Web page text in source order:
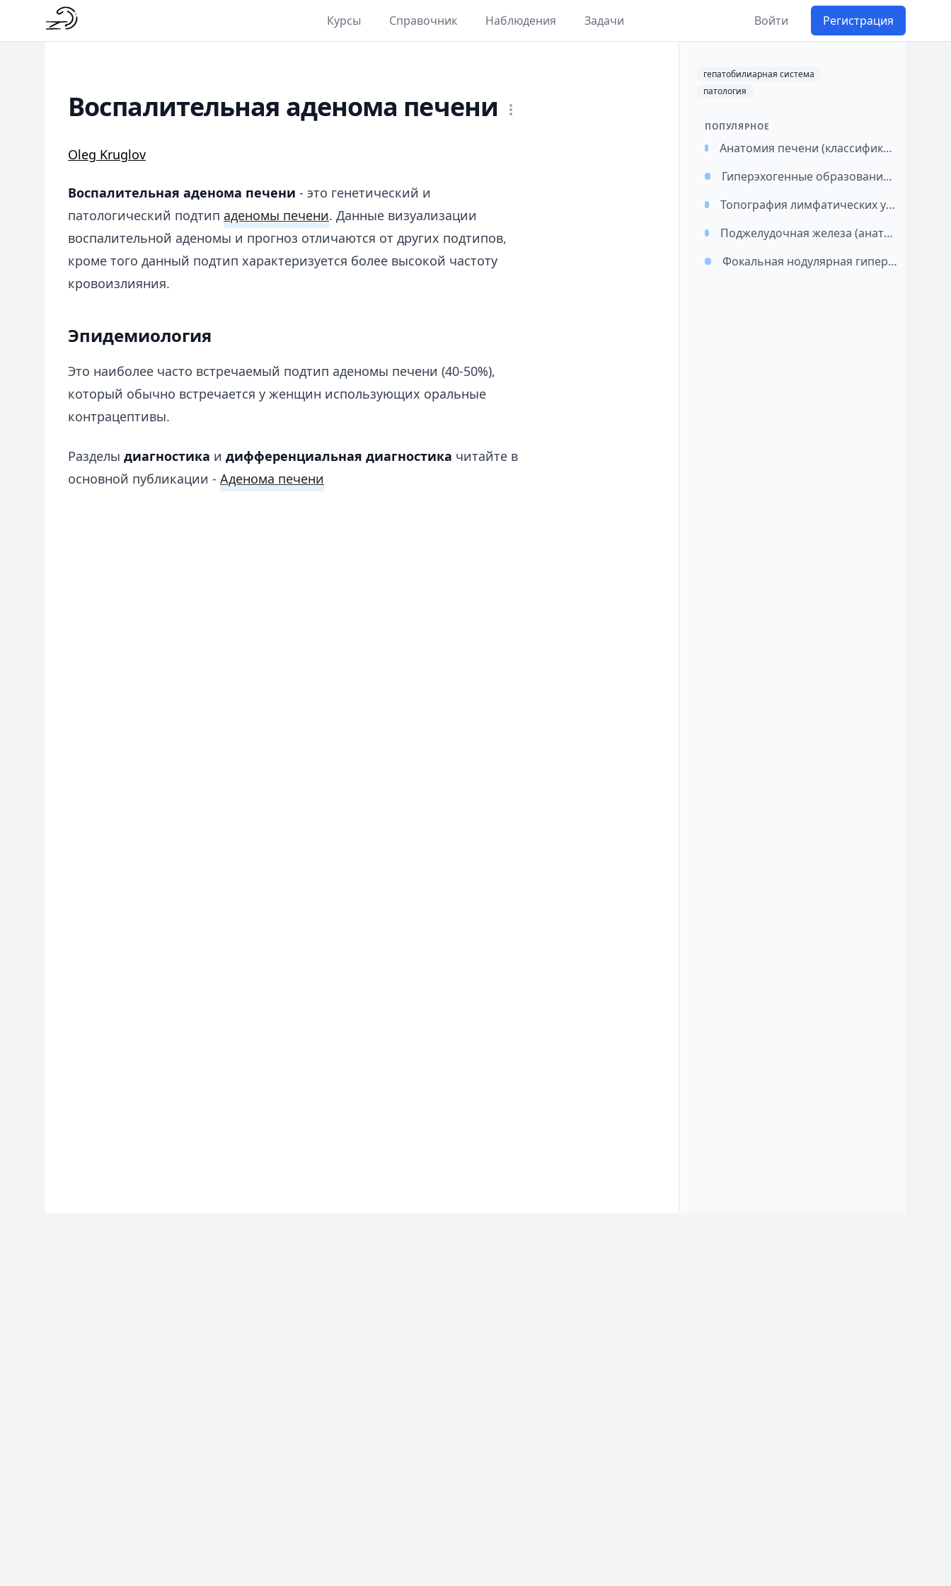
Курсы Справочник Наблюдения Задачи Войти Регистрация
Воспалительная аденома печени
Oleg Kruglov
Воспалительная аденома печени - это генетический и
патологический подтип аденомы печени. Данные визуализации
воспалительной аденомы и прогноз отличаются от других подтипов,
кроме того данный подтип характеризуется более высокой частоту
кровоизлияния.
Эпидемиология
Это наиболее часто встречаемый подтип аденомы печени (40-50%),
который обычно встречается у женщин использующих оральные
контрацептивы.
Разделы диагностика и дифференциальная диагностика читайте в
основной публикации - Аденома печени
гепатобилиарная система
патология
ПОПУЛЯРНОЕ
Анатомия печени (классификация сегментов по Куино Couinaud)
Гиперэхогенные образования печени
Топография лимфатических узлов брюшной полости
Поджелудочная железа (анатомия, эмбриология)
Фокальная нодулярная гиперплазия